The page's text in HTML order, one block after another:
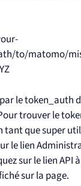
to/matomo/
le token_auth
trouver le
tant que super
le lien
sur le lien API
sur la page.